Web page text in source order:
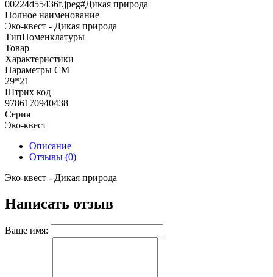
00224d55436f.jpeg#Дикая природа
Полное наименование
Эко-квест - Дикая природа
ТипНоменклатуры
Товар
Характеристики
Параметры СМ
29*21
Штрих код
9786170940438
Серия
Эко-квест
Описание
Отзывы (0)
Эко-квест - Дикая природа
Написать отзыв
Ваше имя: